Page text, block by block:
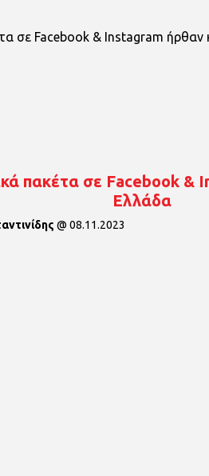
πακέτα σε Facebook &
Ελλάδα
@ 08.11.2023